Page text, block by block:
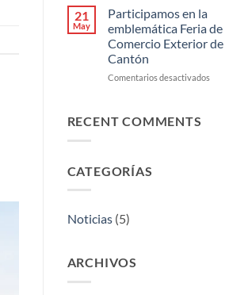
13
Pro
CON
MEGA
21
May
Participamos en la
emblemática Feria de
Comercio Exterior de
Cantón
Comentarios desactivadosen
RECENT COMMENTS
CATEGORÍAS
Noticias(5)
ARCHIVOS